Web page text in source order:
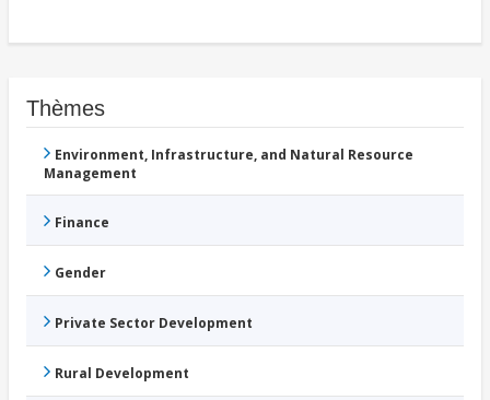
Thèmes
Environment, Infrastructure, and Natural Resource
Management
Finance
Gender
Private Sector Development
Rural Development